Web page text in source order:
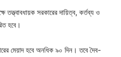
তত্ত্বাবধায়ক সরকারের দায়িত্ব, কর্তব্য ও
হবে।
মেয়াদ হবে অনধিক ৯০ দিন। তবে দৈব-